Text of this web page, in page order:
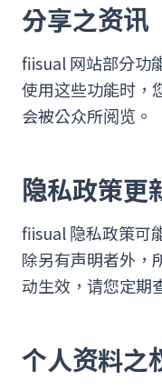
分享之资讯
fiisual 网站部分功
使用这些功能时，
会被公众所阅览。
隐私政策更
fiisual 隐私政策可
除另有声明者外，
动生效，请您定期
个人资料之